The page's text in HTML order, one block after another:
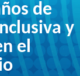
de
y
el